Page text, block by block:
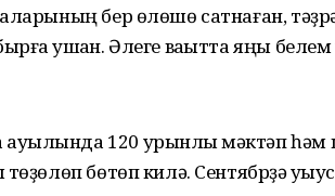
бер өлөшө сатнаған,
ҡушҡан. Әлеге ваҡытта яңы
120 урынлыҡ мәктәп һәм
бөтөп килә. Сентябрҙә